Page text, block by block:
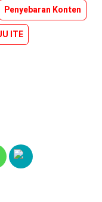
Penyebaran Konten
ITE